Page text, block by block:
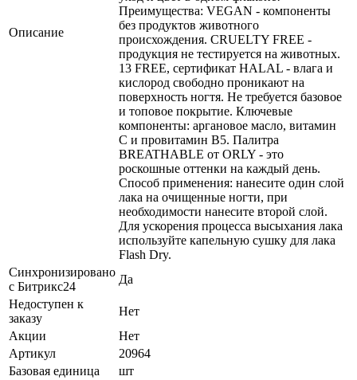
Описание
Преимущества: VEGAN - компоненты
без продуктов животного
происхождения. CRUELTY FREE -
продукция не тестируется на животных.
13 FREE, сертификат HALAL - влага и
кислород свободно проникают на
поверхность ногтя. Не требуется базовое
и топовое покрытие. Ключевые
компоненты: аргановое масло, витамин
С и провитамин B5. Палитра
BREATHABLE от ORLY - это
роскошные оттенки на каждый день.
Способ применения: нанесите один слой
лака на очищенные ногти, при
необходимости нанесите второй слой.
Для ускорения процесса высыхания лака
используйте капельную сушку для лака
Flash Dry.
Синхронизировано
с Битрикс24
Да
Недоступен к
заказу
Нет
Акции
Нет
Артикул
20964
Базовая единица
шт